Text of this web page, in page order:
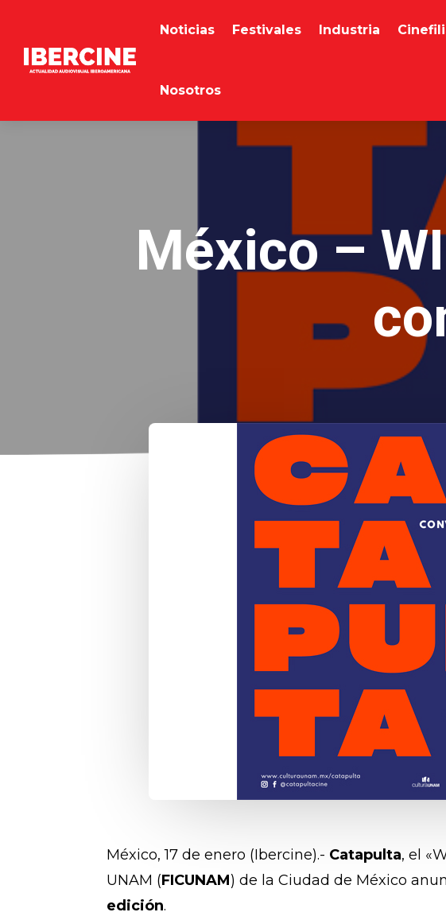
Noticias Festivales Industria
Nosotros
México –
México, 17 de enero (Ibercine).- Catapulta, el
UNAM (FICUNAM) de la Ciudad de México
edición.